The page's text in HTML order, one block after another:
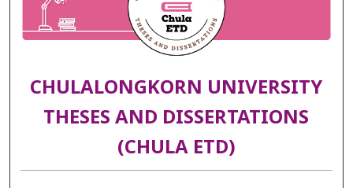
CHULALONGKORN UNIVERSITY
THESES AND DISSERTATIONS
(CHULA ETD)